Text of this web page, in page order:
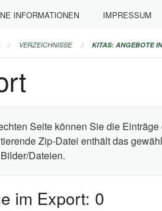
INFORMATIONEN IMPRESSUM
VERZEICHNISSE KITAS: ANGEBOTE
Seite können Sie die
Zip-Datei enthält das
Dateien.
im Export: 0